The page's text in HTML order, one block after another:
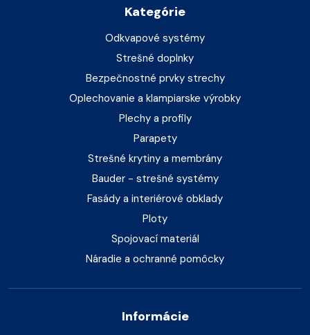
Kategórie
Odkvapové systémy
Strešné doplnky
Bezpečnostné prvky strechy
Oplechovanie a klampiarske výrobky
Plechy a profily
Parapety
Strešné krytiny a membrány
Bauder - strešné systémy
Fasády a interiérové obklady
Ploty
Spojovací materiál
Náradie a ochranné pomôcky
Informácie